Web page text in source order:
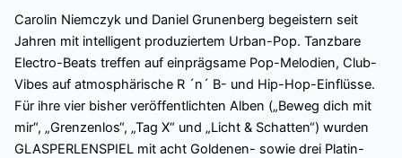
Carolin Niemczyk und Daniel Grunenberg begeistern seit
Jahren mit intelligent produziertem Urban-Pop. Tanzbare
Electro-Beats treffen auf einprägsame Pop-Melodien, Club-
Vibes auf atmosphärische R ´n´ B- und Hip-Hop-Einflüsse.
Für ihre vier bisher veröffentlichten Alben („Beweg dich mit
mir“, „Grenzenlos“, „Tag X“ und „Licht & Schatten“) wurden
GLASPERLENSPIEL mit acht Goldenen- sowie drei Platin-